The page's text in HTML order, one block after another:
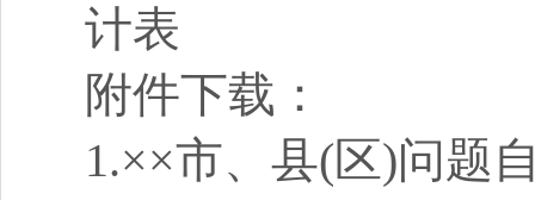
计表
附件下载：
1.××市、县(区)问题